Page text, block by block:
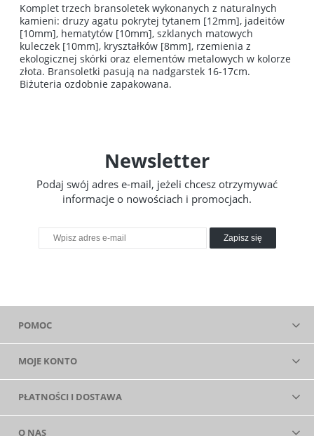
Komplet trzech bransoletek wykonanych z naturalnych
kamieni: druzy agatu pokrytej tytanem [12mm], jadeitów
[10mm], hematytów [10mm], szklanych matowych
kuleczek [10mm], kryształków [8mm], rzemienia z
ekologicznej skórki oraz elementów metalowych w kolorze
złota. Bransoletki pasują na nadgarstek 16-17cm.
Biżuteria ozdobnie zapakowana.
Newsletter
Podaj swój adres e-mail, jeżeli chcesz otrzymywać
informacje o nowościach i promocjach.
Zapisz się
POMOC
MOJE KONTO
PŁATNOŚCI I DOSTAWA
O NAS